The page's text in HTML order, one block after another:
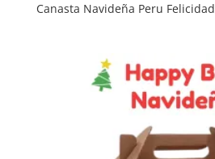
Canasta Navideña Peru Felicidad